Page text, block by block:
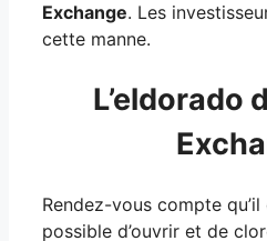
Exchange. Les
cette manne.
L’eldorado
Rendez-vous compte
possible d’ouvrir et de